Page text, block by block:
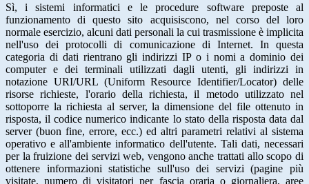
Sì, i sistemi informatici e le procedure software preposte al
funzionamento di questo sito acquisiscono, nel corso del loro
normale esercizio, alcuni dati personali la cui trasmissione è implicita
nell'uso dei protocolli di comunicazione di Internet. In questa
categoria di dati rientrano gli indirizzi IP o i nomi a dominio dei
computer e dei terminali utilizzati dagli utenti, gli indirizzi in
notazione URI/URL (Uniform Resource Identifier/Locator) delle
risorse richieste, l'orario della richiesta, il metodo utilizzato nel
sottoporre la richiesta al server, la dimensione del file ottenuto in
risposta, il codice numerico indicante lo stato della risposta data dal
server (buon fine, errore, ecc.) ed altri parametri relativi al sistema
operativo e all'ambiente informatico dell'utente. Tali dati, necessari
per la fruizione dei servizi web, vengono anche trattati allo scopo di
ottenere informazioni statistiche sull'uso dei servizi (pagine più
visitate, numero di visitatori per fascia oraria o giornaliera, aree